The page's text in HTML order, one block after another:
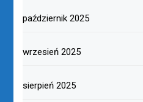
październik 2025
wrzesień 2025
sierpień 2025